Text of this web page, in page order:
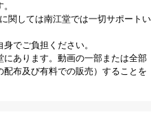
関しては南江堂では一切サポートい
でご負担ください。
にあります。動画の一部または全部
布及び有料での販売）することを